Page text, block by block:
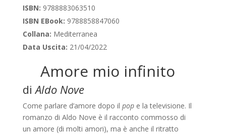
ISBN: 9788883063510
ISBN EBook: 9788858847060
Collana: Mediterranea
Data Uscita: 21/04/2022
Amore mio infinito
diAldo Nove
Come parlare d’amore dopo il pope la televisione. Il
romanzo di Aldo Nove è il racconto commosso di
un amore (di molti amori), ma è anche il ritratto